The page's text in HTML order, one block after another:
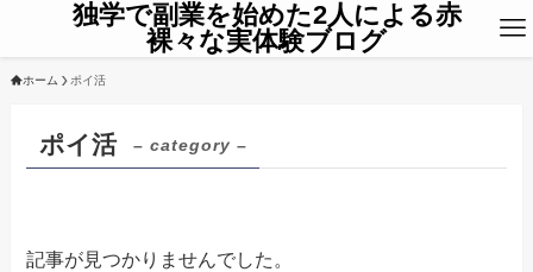
独学で副業を始めた2人による赤
裸々な実体験ブログ
ホーム ポイ活
ポイ活 – category –
記事が見つかりませんでした。